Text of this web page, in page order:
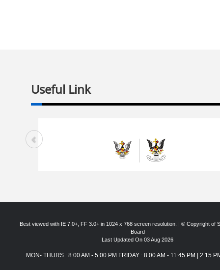
Useful Link
Best viewed with IE 7.0+, FF 3.0+ in 1024 x 768 screen resolution. | © Copyright of
Board
Last Updated On 03 Aug 2026
MON- THURS : 8:00 AM - 5:00 PM FRIDAY : 8:00 AM - 11:45 PM | 2:15